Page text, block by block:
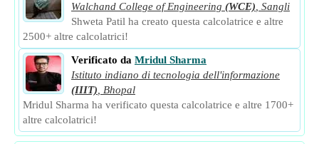
Walchand College of Engineering (WCE) Sangli
Shweta Patil ha creato questa calcolatrice e altre
2500+ altre calcolatrici!
Verificato da Mridul Sharma
Istituto indiano di tecnologia dell'informazione
(IIIT)
Bhopal
Mridul Sharma ha verificato questa calcolatrice e altre 1700+
altre calcolatrici!